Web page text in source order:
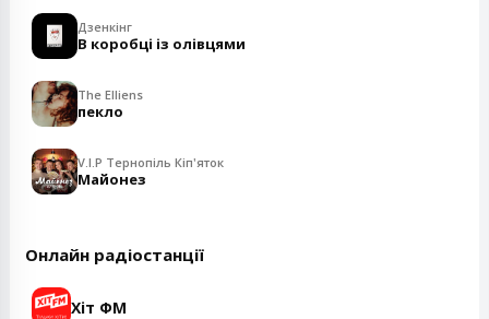
Дзенкінг
В коробці із олівцями
The Elliens
пекло
V.I.P Тернопіль Кіп'яток
Майонез
Онлайн радіостанції
Хіт ФМ